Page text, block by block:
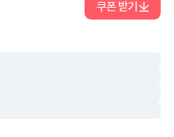
쿠폰 받기